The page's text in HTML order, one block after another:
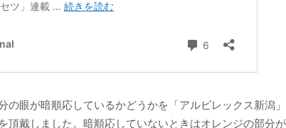
の眼が暗順応しているかどうかを「アルビレックス新潟
頂戴しました。暗順応していないときはオレンジの部分